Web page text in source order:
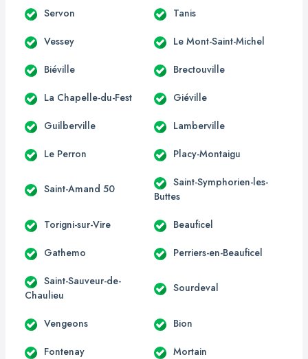
Servon Tanis
Vessey Le Mont-Saint-Michel
Biéville Brectouville
La Chapelle-du-Fest Giéville
Guilberville Lamberville
Le Perron Placy-Montaigu
Saint-Amand 50
Saint-Symphorien-les-
Buttes
Torigni-sur-Vire Beauficel
Gathemo Perriers-en-Beauficel
Saint-Sauveur-de-
Chaulieu
Sourdeval
Vengeons Bion
Fontenay Mortain